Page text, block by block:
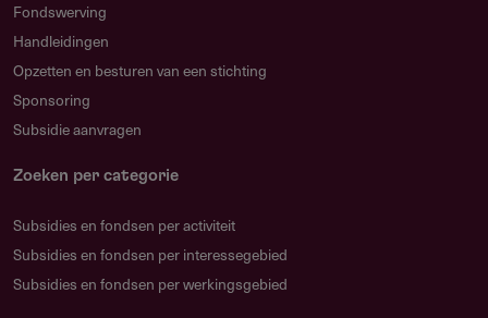
Fondswerving
Handleidingen
Opzetten en besturen van een stichting
Sponsoring
Subsidie aanvragen
Zoeken per categorie
Subsidies en fondsen per activiteit
Subsidies en fondsen per interessegebied
Subsidies en fondsen per werkingsgebied